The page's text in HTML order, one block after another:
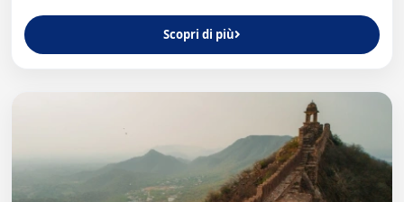
Scopri di più